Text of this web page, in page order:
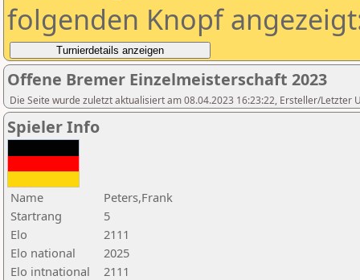
folgenden Knopf
Offene Bremer Einzelmeisterschaft 2023
Die Seite wurde zuletzt aktualisiert am 08.04.2023 16:23:22, Ersteller/Letzter
Spieler Info
Name
Peters,Frank
Startrang
5
Elo
2111
Elo national
2025
Elo intnational
2111